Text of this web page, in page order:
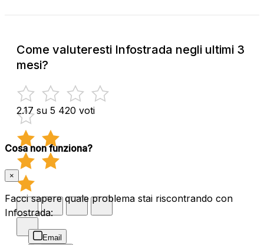
Come valuteresti Infostrada negli ultimi 3
mesi?
2.17 su 5 420 voti
Cosa non funziona?
×
Facci sapere quale problema stai riscontrando con
Infostrada:
Email